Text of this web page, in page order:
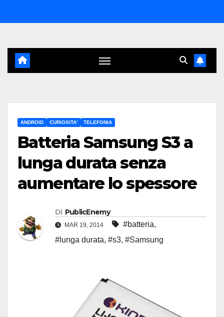
al
ANDROID CURIOSITA' TELEFONIA
Batteria Samsung S3 a
lunga durata senza
aumentare lo spessore
Di PublicEnemy
MAR 19, 2014 #batteria,
#lunga durata, #s3, #Samsung